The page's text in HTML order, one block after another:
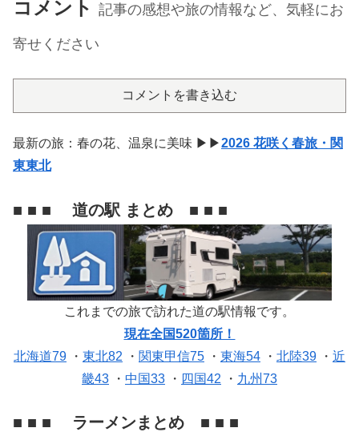
コメント 記事の感想や旅の情報など、気軽にお
寄せください
コメントを書き込む
最新の旅：春の花、温泉に美味 ▶▶2026 花咲く春旅・関
東東北
■ ■ ■ 道の駅 まとめ ■ ■ ■
これまでの旅で訪れた道の駅情報です。
現在全国520箇所！
北海道79 ・ 東北82 ・ 関東甲信75 ・ 東海54 ・ 北陸39 ・ 近
畿43 ・ 中国33 ・ 四国42 ・ 九州73
■ ■ ■ ラーメンまとめ ■ ■ ■